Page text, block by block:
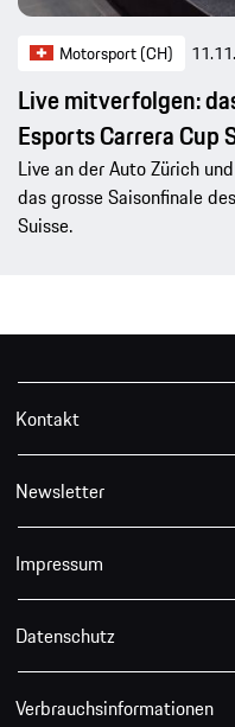
Motorsport (CH)
Live mitverfolgen:
Esports Carrera Cup
Live an der Auto Zürich
das grosse Saisonfinale
Suisse.
Kontakt
Newsletter
Impressum
Datenschutz
Verbrauchsinformationen